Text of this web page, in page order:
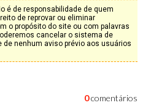
é de responsabilidade de quem
de reprovar ou eliminar
o propósito do site ou com palavras
cancelar o sistema de
nenhum aviso prévio aos usuários
0comentários